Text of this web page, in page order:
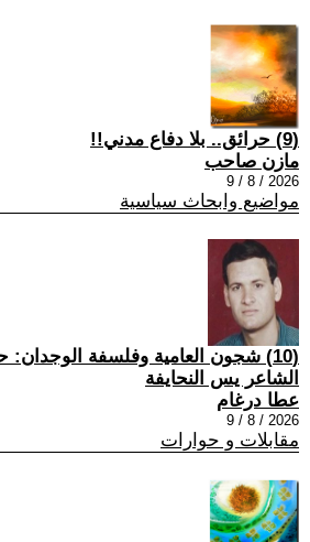
(9) حرائق.. بلا دفاع مدني!!
مازن صاحب
2026 / 8 / 9
مواضيع وابحاث سياسية
(10) شجون العامية وفلسفة
الشاعر يس النحايفة
عطا درغام
2026 / 8 / 9
مقابلات و حوارات